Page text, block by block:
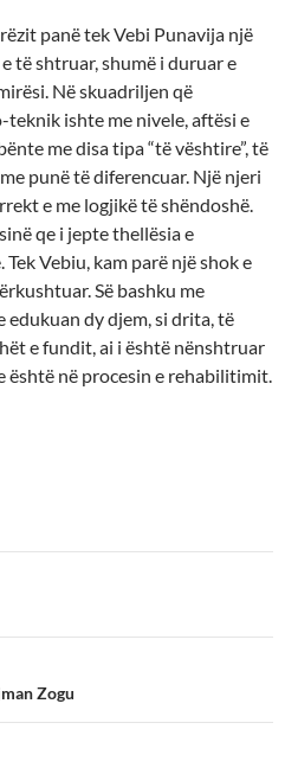
panë tek Vebi Punavija një
të shtruar, shumë i duruar e
Në skuadriljen që
ishte me nivele, aftësi e
me disa tipa “të vështire”, të
punë të diferencuar. Një njeri
e me logjikë të shëndoshë.
qe i jepte thellësia e
Vebiu, kam parë një shok e
Së bashku me
dy djem, si drita, të
e fundit, ai i është nënshtruar
është në procesin e rehabilitimit.
Zogu